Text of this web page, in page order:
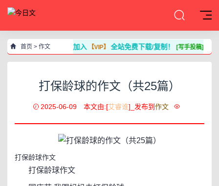
首页 > 作文 加入 【VIP】全站免费下载/复制！[写手投稿]
打保龄球的作文（共25篇）
2025-06-09 本文由:[艾睿谁]_发布到 作文
打保龄球作文
打保龄球作文